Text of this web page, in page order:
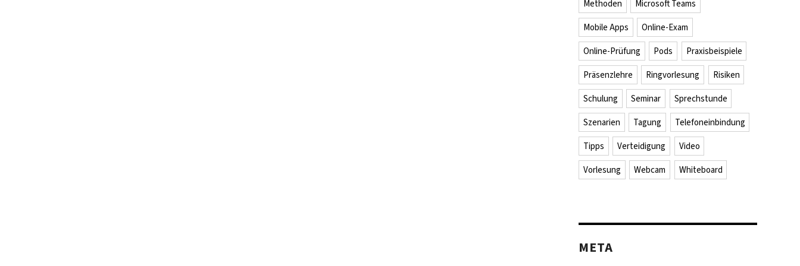
Methoden Microsoft Teams
Mobile Apps Online-Exam
Online-Prüfung Pods Praxisbeispiele
Präsenzlehre Ringvorlesung Risiken
Schulung Seminar Sprechstunde
Szenarien Tagung Telefoneinbindung
Tipps Verteidigung Video
Vorlesung Webcam Whiteboard
META